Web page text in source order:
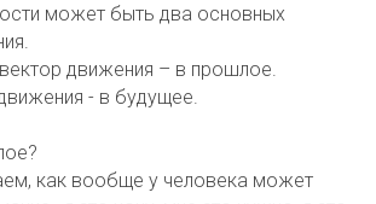
может быть два основных
движения – в прошлое.
- в будущее.
как вообще у человека может